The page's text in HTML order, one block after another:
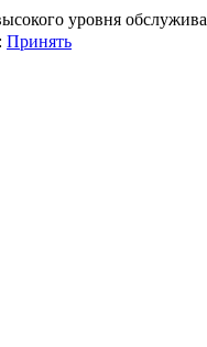
уровня
Принять